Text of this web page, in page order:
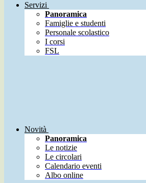
Servizi
Panoramica
Famiglie e studenti
Personale scolastico
I corsi
FSL
Novità
Panoramica
Le notizie
Le circolari
Calendario eventi
Albo online